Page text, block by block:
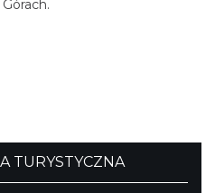
TURYSTYCZNA